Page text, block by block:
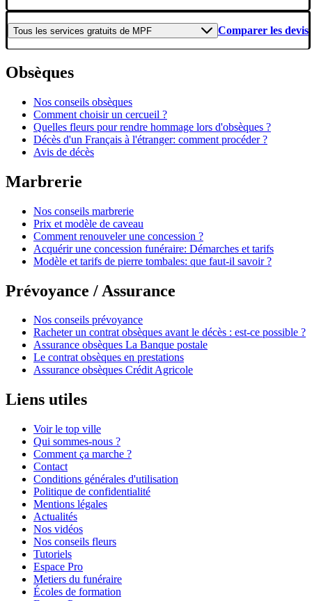
Tous les services gratuits de MPF Comparer les devis
Obsèques
Nos conseils obsèques
Comment choisir un cercueil ?
Quelles fleurs pour rendre hommage lors d'obsèques ?
Décès d'un Français à l'étranger: comment procéder ?
Avis de décès
Marbrerie
Nos conseils marbrerie
Prix et modèle de caveau
Comment renouveler une concession ?
Acquérir une concession funéraire: Démarches et tarifs
Modèle et tarifs de pierre tombales: que faut-il savoir ?
Prévoyance / Assurance
Nos conseils prévoyance
Racheter un contrat obsèques avant le décès : est-ce possible ?
Assurance obsèques La Banque postale
Le contrat obsèques en prestations
Assurance obsèques Crédit Agricole
Liens utiles
Voir le top ville
Qui sommes-nous ?
Comment ça marche ?
Contact
Conditions générales d'utilisation
Politique de confidentialité
Mentions légales
Actualités
Nos vidéos
Nos conseils fleurs
Tutoriels
Espace Pro
Metiers du funéraire
Écoles de formation